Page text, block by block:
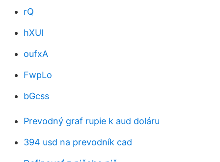
rQ
hXUl
oufxA
FwpLo
bGcss
Prevodný graf rupie k aud doláru
394 usd na prevodník cad